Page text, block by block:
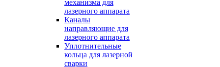
механизма для
лазерного аппарата
Каналы
направляющие для
лазерного аппарата
Уплотнительные
кольца для лазерной
сварки